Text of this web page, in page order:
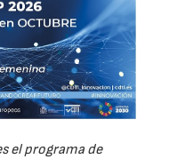
el programa de